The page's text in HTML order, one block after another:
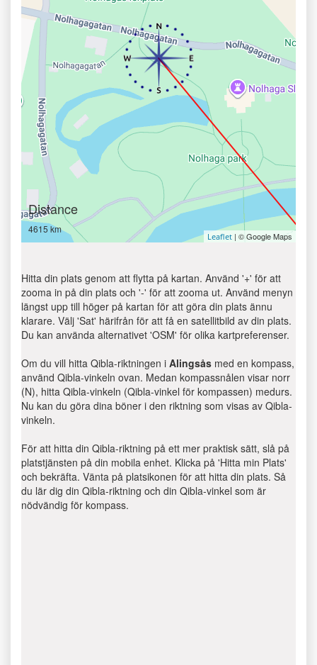
Distance
4615 km
Leaflet | © Google Maps
Hitta din plats genom att flytta på kartan. Använd '+' för att
zooma in på din plats och '-' för att zooma ut. Använd menyn
längst upp till höger på kartan för att göra din plats ännu
klarare. Välj 'Sat' härifrån för att få en satellitbild av din plats.
Du kan använda alternativet 'OSM' för olika kartpreferenser.
Om du vill hitta Qibla-riktningen i Alingsås med en kompass,
använd Qibla-vinkeln ovan. Medan kompassnålen visar norr
(N), hitta Qibla-vinkeln (Qibla-vinkel för kompassen) medurs.
Nu kan du göra dina böner i den riktning som visas av Qibla-
vinkeln.
För att hitta din Qibla-riktning på ett mer praktisk sätt, slå på
platstjänsten på din mobila enhet. Klicka på 'Hitta min Plats'
och bekräfta. Vänta på platsikonen för att hitta din plats. Så
du lär dig din Qibla-riktning och din Qibla-vinkel som är
nödvändig för kompass.